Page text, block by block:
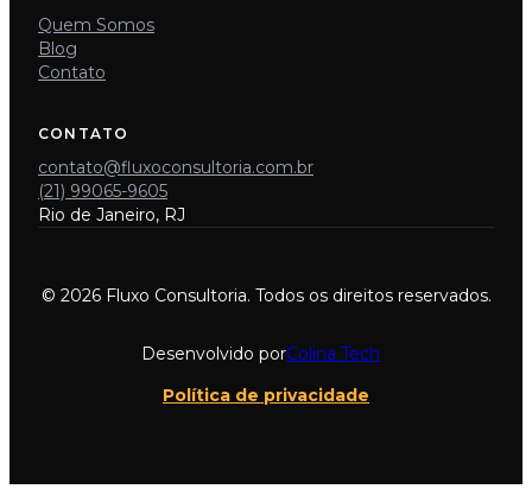
Quem Somos
Blog
Contato
CONTATO
contato@fluxoconsultoria.com.br
(21) 99065-9605
Rio de Janeiro, RJ
© 2026 Fluxo Consultoria. Todos os direitos reservados.
Desenvolvido porColina Tech
Política de privacidade